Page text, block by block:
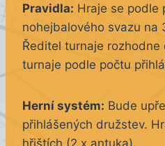
Pravidla: Hraje se podle
nohejbalového svazu na
Ředitel turnaje rozhodne
turnaje podle počtu
Herní systém: Bude
přihlášených družstev.